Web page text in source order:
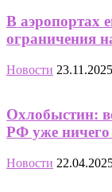
В аэропортах
ограничения
Новости 23.11.2025
Охлобыстин:
РФ уже ничего
Новости